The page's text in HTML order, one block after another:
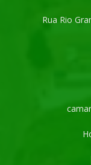
Rua Rio